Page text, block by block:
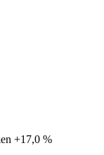
+17,0 %